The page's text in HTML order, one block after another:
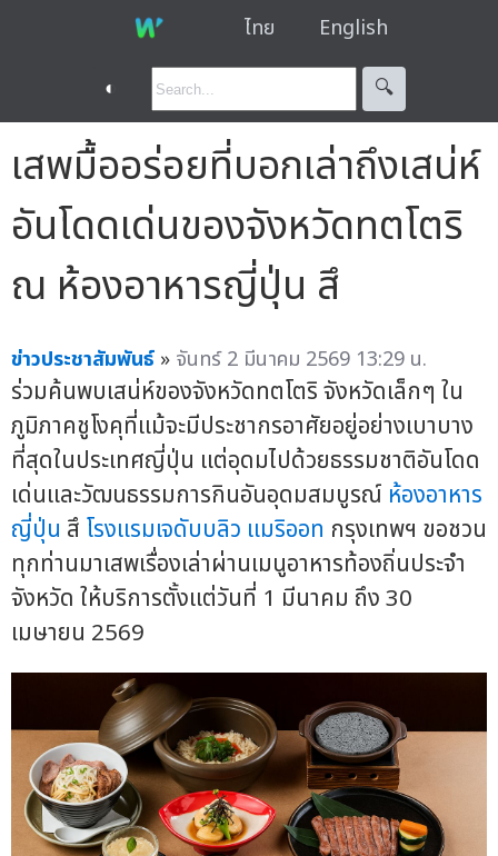
ไทย English
◐ 🔍︎
เสพมื้ออร่อยที่บอกเล่าถึงเสน่ห์
อันโดดเด่นของจังหวัดทตโตริ
ณ ห้องอาหารญี่ปุ่น สึ
ข่าวประชาสัมพันธ์ » จันทร์ 2 มีนาคม 2569 13:29 น.
ร่วมค้นพบเสน่ห์ของจังหวัดทตโตริ จังหวัดเล็กๆ ใน
ภูมิภาคชูโงคุที่แม้จะมีประชากรอาศัยอยู่อย่างเบาบาง
ที่สุดในประเทศญี่ปุ่น แต่อุดมไปด้วยธรรมชาติอันโดด
เด่นและวัฒนธรรมการกินอันอุดมสมบูรณ์ ห้องอาหาร
ญี่ปุ่น สึ โรงแรมเจดับบลิว แมริออท กรุงเทพฯ ขอชวน
ทุกท่านมาเสพเรื่องเล่าผ่านเมนูอาหารท้องถิ่นประจำ
จังหวัด ให้บริการตั้งแต่วันที่ 1 มีนาคม ถึง 30
เมษายน 2569